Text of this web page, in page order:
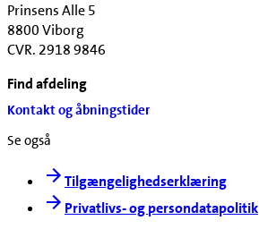
Prinsens Alle 5
8800 Viborg
CVR. 2918 9846
Find afdeling
Kontakt og åbningstider
Se også
Tilgængelighedserklæring
Privatlivs- og persondatapolitik